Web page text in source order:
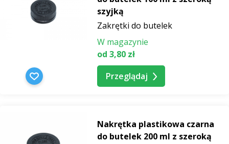
szyjką
Zakrętki do butelek
W magazynie
od 3,80 zł
Przeglądaj
Nakrętka plastikowa czarna
do butelek 200 ml z szeroką